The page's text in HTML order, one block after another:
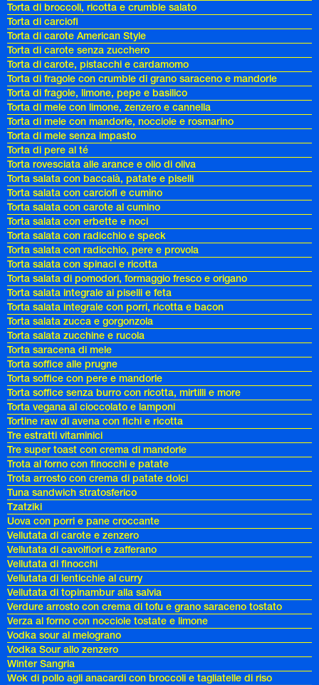
Torta di broccoli, ricotta e crumble salato
Torta di carciofi
Torta di carote American Style
Torta di carote senza zucchero
Torta di carote, pistacchi e cardamomo
Torta di fragole con crumble di grano saraceno e mandorle
Torta di fragole, limone, pepe e basilico
Torta di mele con limone, zenzero e cannella
Torta di mele con mandorle, nocciole e rosmarino
Torta di mele senza impasto
Torta di pere al té
Torta rovesciata alle arance e olio di oliva
Torta salata con baccalà, patate e piselli
Torta salata con carciofi e cumino
Torta salata con carote al cumino
Torta salata con erbette e noci
Torta salata con radicchio e speck
Torta salata con radicchio, pere e provola
Torta salata con spinaci e ricotta
Torta salata di pomodori, formaggio fresco e origano
Torta salata integrale ai piselli e feta
Torta salata integrale con porri, ricotta e bacon
Torta salata zucca e gorgonzola
Torta salata zucchine e rucola
Torta saracena di mele
Torta soffice alle prugne
Torta soffice con pere e mandorle
Torta soffice senza burro con ricotta, mirtilli e more
Torta vegana al cioccolato e lamponi
Tortine raw di avena con fichi e ricotta
Tre estratti vitaminici
Tre super toast con crema di mandorle
Trota al forno con finocchi e patate
Trota arrosto con crema di patate dolci
Tuna sandwich stratosferico
Tzatziki
Uova con porri e pane croccante
Vellutata di carote e zenzero
Vellutata di cavolfiori e zafferano
Vellutata di finocchi
Vellutata di lenticchie al curry
Vellutata di topinambur alla salvia
Verdure arrosto con crema di tofu e grano saraceno tostato
Verza al forno con nocciole tostate e limone
Vodka sour al melograno
Vodka Sour allo zenzero
Winter Sangria
Wok di pollo agli anacardi con broccoli e tagliatelle di riso